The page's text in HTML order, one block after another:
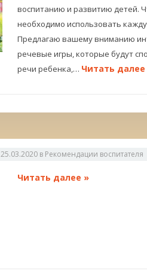
воспитанию и развитию детей.
необходимо использовать
Предлагаю вашему вниманию
речевые игры, которые будут
речи ребенка,… Читать далее
25.03.2020 в Рекомендации воспитателя
Читать далее »